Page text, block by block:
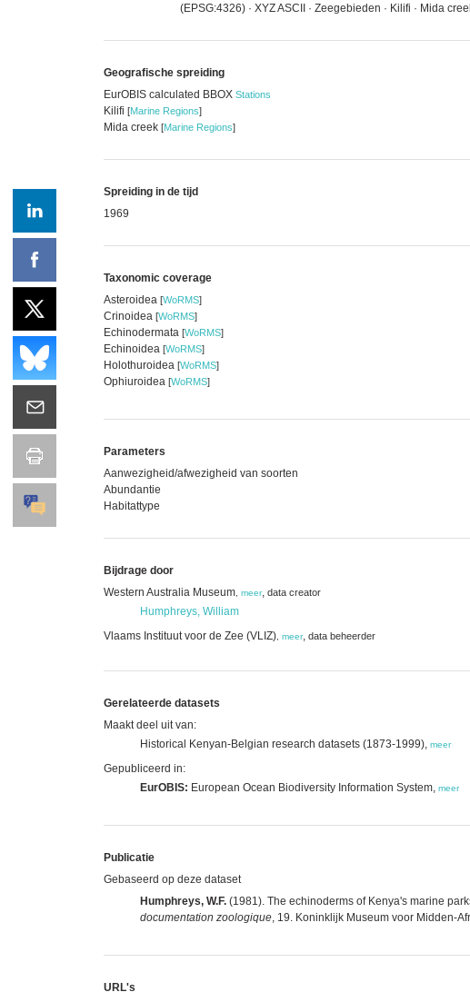
(EPSG:4326) · XYZ ASCII · Zeegebieden · Kilifi · Mida
Geografische spreiding
EurOBIS calculated BBOX Stations
Kilifi [Marine Regions]
Mida creek [Marine Regions]
Spreiding in de tijd
1969
Taxonomic coverage
Asteroidea [WoRMS]
Crinoidea [WoRMS]
Echinodermata [WoRMS]
Echinoidea [WoRMS]
Holothuroidea [WoRMS]
Ophiuroidea [WoRMS]
Parameters
Aanwezigheid/afwezigheid van soorten
Abundantie
Habitattype
Bijdrage door
Western Australia Museum meer, data creator
Humphreys, William
Vlaams Instituut voor de Zee (VLIZ) meer, data beheerder
Gerelateerde datasets
Maakt deel uit van:
Historical Kenyan-Belgian research datasets (1873-1999), meer
Gepubliceerd in:
EurOBIS: European Ocean Biodiversity Information System, meer
Publicatie
Gebaseerd op deze dataset
Humphreys, W.F. (1981). The echinoderms of Kenya's marine
documentation zoologique, 19. Koninklijk Museum voor Midden-
URL's